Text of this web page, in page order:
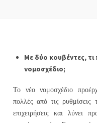
Με δύο κουβέντες,
νομοσχέδιο;
Το νέο νομοσχέδιο
πολλές από τις ρυθμίσεις
επιχειρήσεις και λύνει